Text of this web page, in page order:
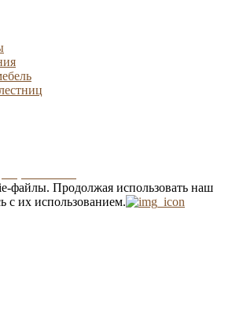
файлы. Продолжая использовать наш
с их использованием.